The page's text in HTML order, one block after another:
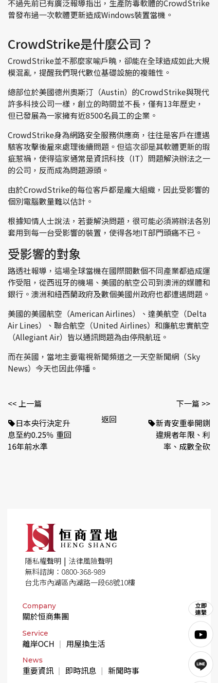
不過先前已有廣泛報導指出，生產防毒軟體的CrowdStrike
曾發布過一次軟體更新造成Windows裝置當機。
CrowdStrike是什麼公司？
CrowdStrike並不那麼家喻戶曉，卻能在全球造成如此大規
模混亂，提醒我們現代數位基礎設施的複雜性。
總部位於美國德州奧斯汀（Austin）的CrowdStrike與現代
許多科技公司一樣，創立的時間並不長，僅有13年歷史，
但已發展為一家擁有近8500名員工的企業。
CrowdStrike身為網路安全服務供應商，往往是客戶在遭遇
駭客攻擊後雇來處理後續問題。但這次卻是其軟體更新的瑕
疵惹禍，使得這家通常是資訊科技（IT）問題解決辦法之一
的公司，反而成為問題源頭。
由於CrowdStrike的每位客戶都是龐大組織，因此受影響的
個別電腦數量難以估計。
根據知情人士說法，若要解決問題，很可能必須將辦法各別
套用到每一台受影響的裝置，使得各地IT部門頭痛不已。
受影響的對象
路透社報導，這場全球當機在國際間數個不同產業都造成運
作受阻，從西班牙的機場、美國的航空公司到澳洲的媒體和
銀行。澳洲和紐西蘭政府及數個美國州政府也都遭遇問題。
美國的美國航空（American Airlines）、達美航空（Delta
Air Lines）、聯合航空（United Airlines）和廉航忠實航空
（Allegiant Air）皆以通訊問題為由停飛航班。
而在英國，當地主要電視新聞頻道之一天空新聞網（Sky
News）今天也因此停播。
<< 上一篇
日本央行決定升
息至約0.25％ 重回
16年前水準
返回
下一篇 >>
新青安重拳開鍘
違規者年限、利
率、成數全砍
隱私權聲明 | 法律風險聲明
無料諮詢：0800-368-989
台北市內湖區內湖路一段68號10樓
Company
關於恒商集團
Service
離岸OCH 用屋換生活
News
重要資訊 即時訊息 新聞時事